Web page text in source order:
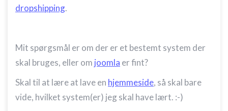
dropshipping.
Mit spørgsmål er om der er et bestemt system der
skal bruges, eller om joomla er fint?
Skal til at lære at lave en hjemmeside, så skal bare
vide, hvilket system(er) jeg skal have lært. :-)